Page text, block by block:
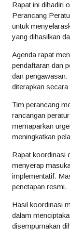
Rapat ini dihadiri
Perancang
untuk
yang dihasilkan
Agenda rapat
pendaftaran dan
dan
diterapkan
Tim perancang
rancangan
memaparkan
meningkatkan
Rapat koordinasi
menyerap
implementatif.
penetapan resmi.
Hasil koordinasi
dalam
disempurnakan